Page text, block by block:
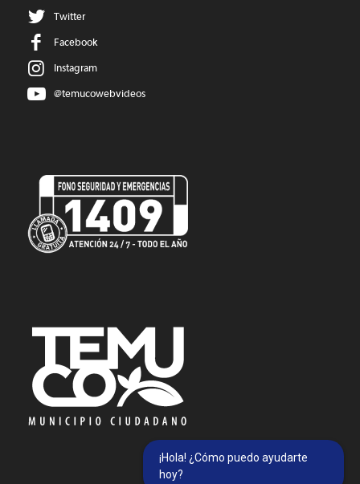
Twitter
Facebook
Instagram
@temucowebvideos
¡Hola! ¿Cómo puedo ayudarte
hoy?